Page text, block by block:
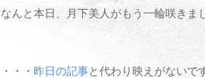
なんと本日、月下美人がもう一輪咲きま
・・・ 昨日の記事と代わり映えがないで